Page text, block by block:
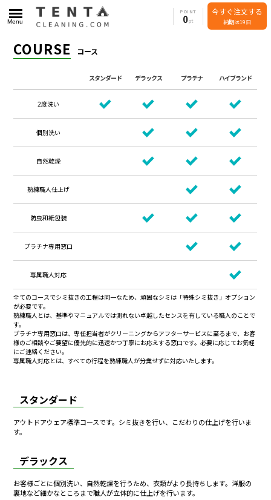
POINT
0
今すぐ注文する
納期は19日
Menu
COURSE コース
スタンダード デラックス プラチナ ハイブランド
2度洗い
個別洗い
自然乾燥
熟練職人仕上げ
防虫和紙包装
プラチナ専用窓口
専属職人対応
全てのコースでシミ抜きの工程は同一なため、頑固なシミは「特殊シミ抜き」オプション
が必要です。
熟練職人とは、基準やマニュアルでは測れない卓越したセンスを有している職人のことで
す。
プラチナ専用窓口は、専任担当者がクリーニングからアフターサービスに至るまで、お客
様のご相談やご要望に優先的に迅速かつ丁寧にお応えする窓口です。必要に応じてお気軽
にご連絡ください。
専属職人対応とは、すべての行程を熟練職人が分業せずに対応いたします。
スタンダード
アウトドアウェア標準コースです。シミ抜きを行い、こだわりの仕上げを行いま
す。
デラックス
お客様ごとに個別洗い、自然乾燥を行うため、衣類がより長持ちします。洋服の
裏地など細かなところまで職人が立体的に仕上げを行います。